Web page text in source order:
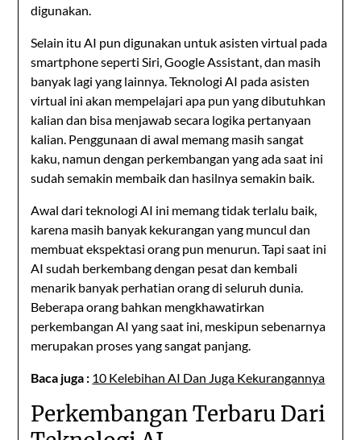
digunakan.
Selain itu AI pun digunakan untuk asisten virtual pada
smartphone seperti Siri, Google Assistant, dan masih
banyak lagi yang lainnya. Teknologi AI pada asisten
virtual ini akan mempelajari apa pun yang dibutuhkan
kalian dan bisa menjawab secara logika pertanyaan
kalian. Penggunaan di awal memang masih sangat
kaku, namun dengan perkembangan yang ada saat ini
sudah semakin membaik dan hasilnya semakin baik.
Awal dari teknologi AI ini memang tidak terlalu baik,
karena masih banyak kekurangan yang muncul dan
membuat ekspektasi orang pun menurun. Tapi saat ini
AI sudah berkembang dengan pesat dan kembali
menarik banyak perhatian orang di seluruh dunia.
Beberapa orang bahkan mengkhawatirkan
perkembangan AI yang saat ini, meskipun sebenarnya
merupakan proses yang sangat panjang.
Baca juga : 10 Kelebihan AI Dan Juga Kekurangannya
Perkembangan Terbaru Dari